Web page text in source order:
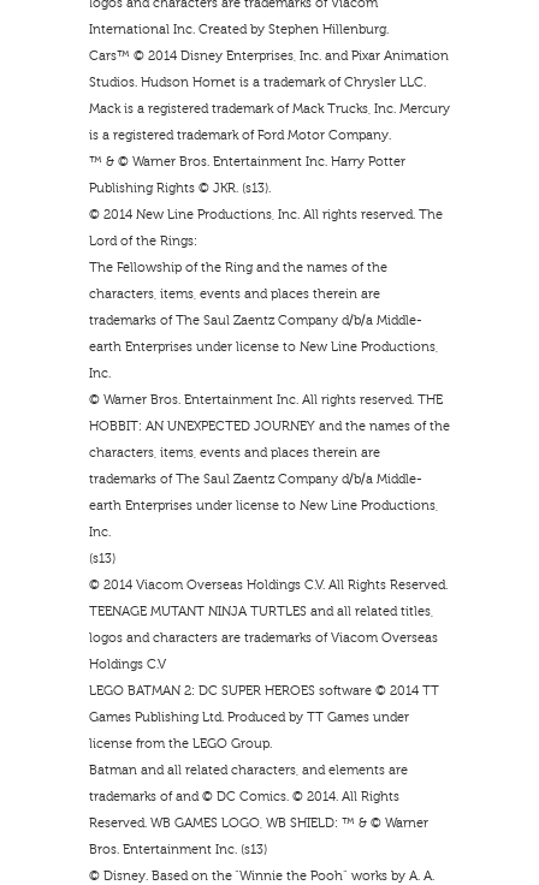
International Inc. Created by Stephen Hillenburg.
Cars™ © 2014 Disney Enterprises, Inc. and Pixar Animation
Studios. Hudson Hornet is a trademark of Chrysler LLC.
Mack is a registered trademark of Mack Trucks, Inc. Mercury
is a registered trademark of Ford Motor Company.
™ & © Warner Bros. Entertainment Inc. Harry Potter
Publishing Rights © JKR. (s13).
© 2014 New Line Productions, Inc. All rights reserved. The
Lord of the Rings:
The Fellowship of the Ring and the names of the
characters, items, events and places therein are
trademarks of The Saul Zaentz Company d/b/a Middle-
earth Enterprises under license to New Line Productions,
Inc.
© Warner Bros. Entertainment Inc. All rights reserved. THE
HOBBIT: AN UNEXPECTED JOURNEY and the names of the
characters, items, events and places therein are
trademarks of The Saul Zaentz Company d/b/a Middle-
earth Enterprises under license to New Line Productions,
Inc.
(s13)
© 2014 Viacom Overseas Holdings C.V. All Rights Reserved.
TEENAGE MUTANT NINJA TURTLES and all related titles,
logos and characters are trademarks of Viacom Overseas
Holdings C.V
LEGO BATMAN 2: DC SUPER HEROES software © 2014 TT
Games Publishing Ltd. Produced by TT Games under
license from the LEGO Group.
Batman and all related characters, and elements are
trademarks of and © DC Comics. © 2014. All Rights
Reserved. WB GAMES LOGO, WB SHIELD: ™ & © Warner
Bros. Entertainment Inc. (s13)
© Disney. Based on the “Winnie the Pooh” works by A. A.